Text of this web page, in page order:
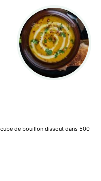
cube de bouillon dissout dans 500